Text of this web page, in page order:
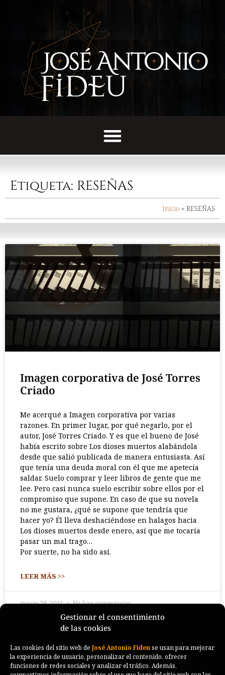
Gestionar el consentimiento
de las cookies
Las cookies del sitio web deJosé Antonio Fideuse usan para mejorar
la experiencia de usuario, personalizar el contenido, ofrecer
funciones de redes sociales y analizar el tráfico. Además,
Etiqueta: RESEÑAS
Inicio » RESEÑAS
Imagen corporativa de José Torres
Criado
Me acerqué a Imagen corporativa por varias
razones. En primer lugar, por qué negarlo, por el
autor, José Torres Criado. Y es que el bueno de José
había escrito sobre Los dioses muertos alabándola
desde que salió publicada de manera entusiasta. Así
que tenía una deuda moral con él que me apetecía
saldar. Suelo comprar y leer libros de gente que me
lee. Pero casi nunca suelo escribir sobre ellos por el
compromiso que supone. En caso de que su novela
no me gustara, ¿qué se supone que tendría que
hacer yo? Él lleva deshaciéndose en halagos hacia
Los dioses muertos desde enero, así que me tocaría
pasar un mal trago…
Por suerte, no ha sido así.
LEER MÁS >>
marzo 26, 2021 No hay comentarios